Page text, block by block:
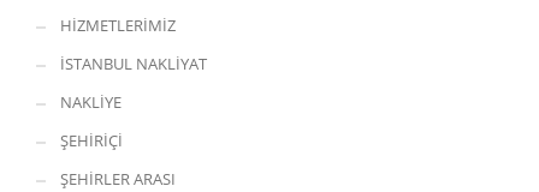
HİZMETLERİMİZ
İSTANBUL NAKLİYAT
NAKLİYE
ŞEHİRİÇİ
ŞEHİRLER ARASI